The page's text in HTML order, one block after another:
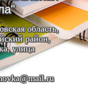
область,
район,
улица